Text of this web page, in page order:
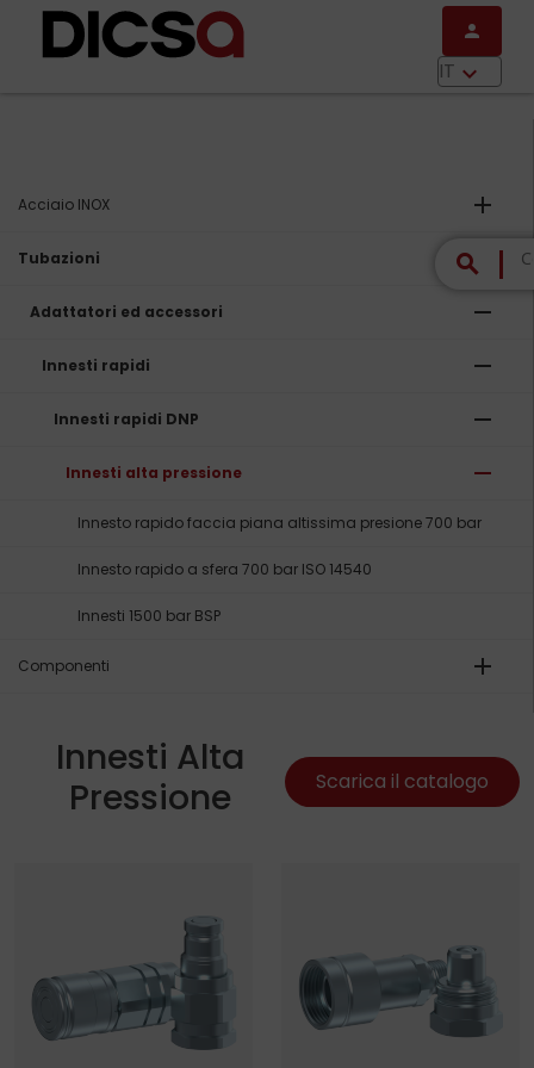
Salta al contenuto principale
person
IT keyboard_arrow_down
search
Acciaio INOX add
Tubazioni remove
Adattatori ed accessori remove
Innesti rapidi remove
Innesti rapidi DNP remove
Innesti alta pressione remove
Innesto rapido faccia piana altissima presione 700 bar
Innesto rapido a sfera 700 bar ISO 14540
Innesti 1500 bar BSP
Componenti add
Innesti Alta
Pressione
Scarica il catalogo